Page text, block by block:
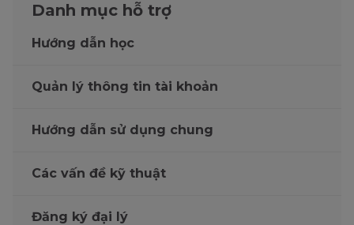
Danh mục hỗ trợ
Hướng dẫn học
Quản lý thông tin tài khoản
Hướng dẫn sử dụng chung
Các vấn đề kỹ thuật
Đăng ký đại lý